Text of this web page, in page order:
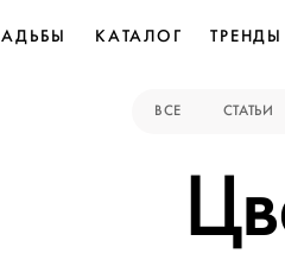
КАТАЛОГ ТРЕНДЫ
ВСЕ СТАТЬИ